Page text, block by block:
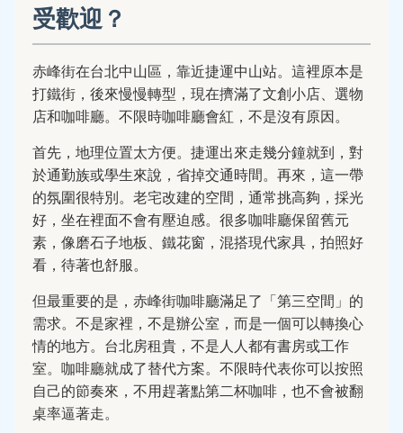
受歡迎？
赤峰街在台北中山區，靠近捷運中山站。這裡原本是
打鐵街，後來慢慢轉型，現在擠滿了文創小店、選物
店和咖啡廳。不限時咖啡廳會紅，不是沒有原因。
首先，地理位置太方便。捷運出來走幾分鐘就到，對
於通勤族或學生來說，省掉交通時間。再來，這一帶
的氛圍很特別。老宅改建的空間，通常挑高夠，採光
好，坐在裡面不會有壓迫感。很多咖啡廳保留舊元
素，像磨石子地板、鐵花窗，混搭現代家具，拍照好
看，待著也舒服。
但最重要的是，赤峰街咖啡廳滿足了「第三空間」的
需求。不是家裡，不是辦公室，而是一個可以轉換心
情的地方。台北房租貴，不是人人都有書房或工作
室。咖啡廳就成了替代方案。不限時代表你可以按照
自己的節奏來，不用趕著點第二杯咖啡，也不會被翻
桌率逼著走。